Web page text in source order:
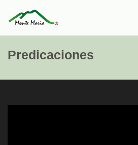
Predicaciones